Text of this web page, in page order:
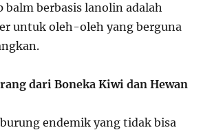
balm berbasis lanolin adalah
untuk oleh-oleh yang berguna
dari Boneka Kiwi dan Hewan
endemik yang tidak bisa